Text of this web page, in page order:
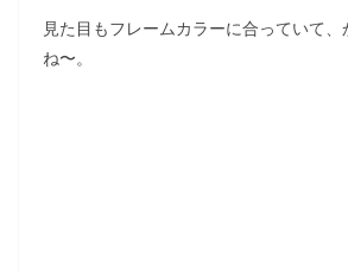
見た目もフレームカラーに合っていて、
ね〜。